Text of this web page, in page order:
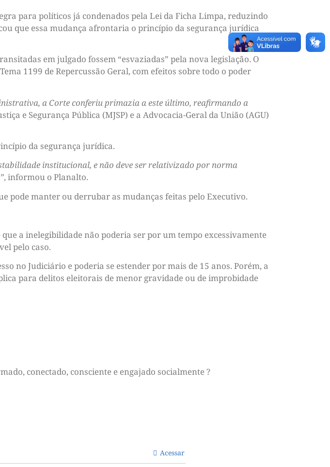
para políticos já condenados pela Lei da Ficha Limpa, reduzindo
que essa mudança afrontaria o princípio da segurança jurídica
em julgado fossem “esvaziadas” pela nova legislação. O
1199 de Repercussão Geral, com efeitos sobre todo o poder
a Corte conferiu primazia a este último, reafirmando a
e Segurança Pública (MJSP) e a Advocacia-Geral da União (AGU)
da segurança jurídica.
institucional, e não deve ser relativizado por norma
, informou o Planalto.
pode manter ou derrubar as mudanças feitas pelo Executivo.
a inelegibilidade não poderia ser por um tempo excessivamente
pelo caso.
no Judiciário e poderia se estender por mais de 15 anos. Porém, a
para delitos eleitorais de menor gravidade ou de improbidade
conectado, consciente e engajado socialmente ?
Acessar